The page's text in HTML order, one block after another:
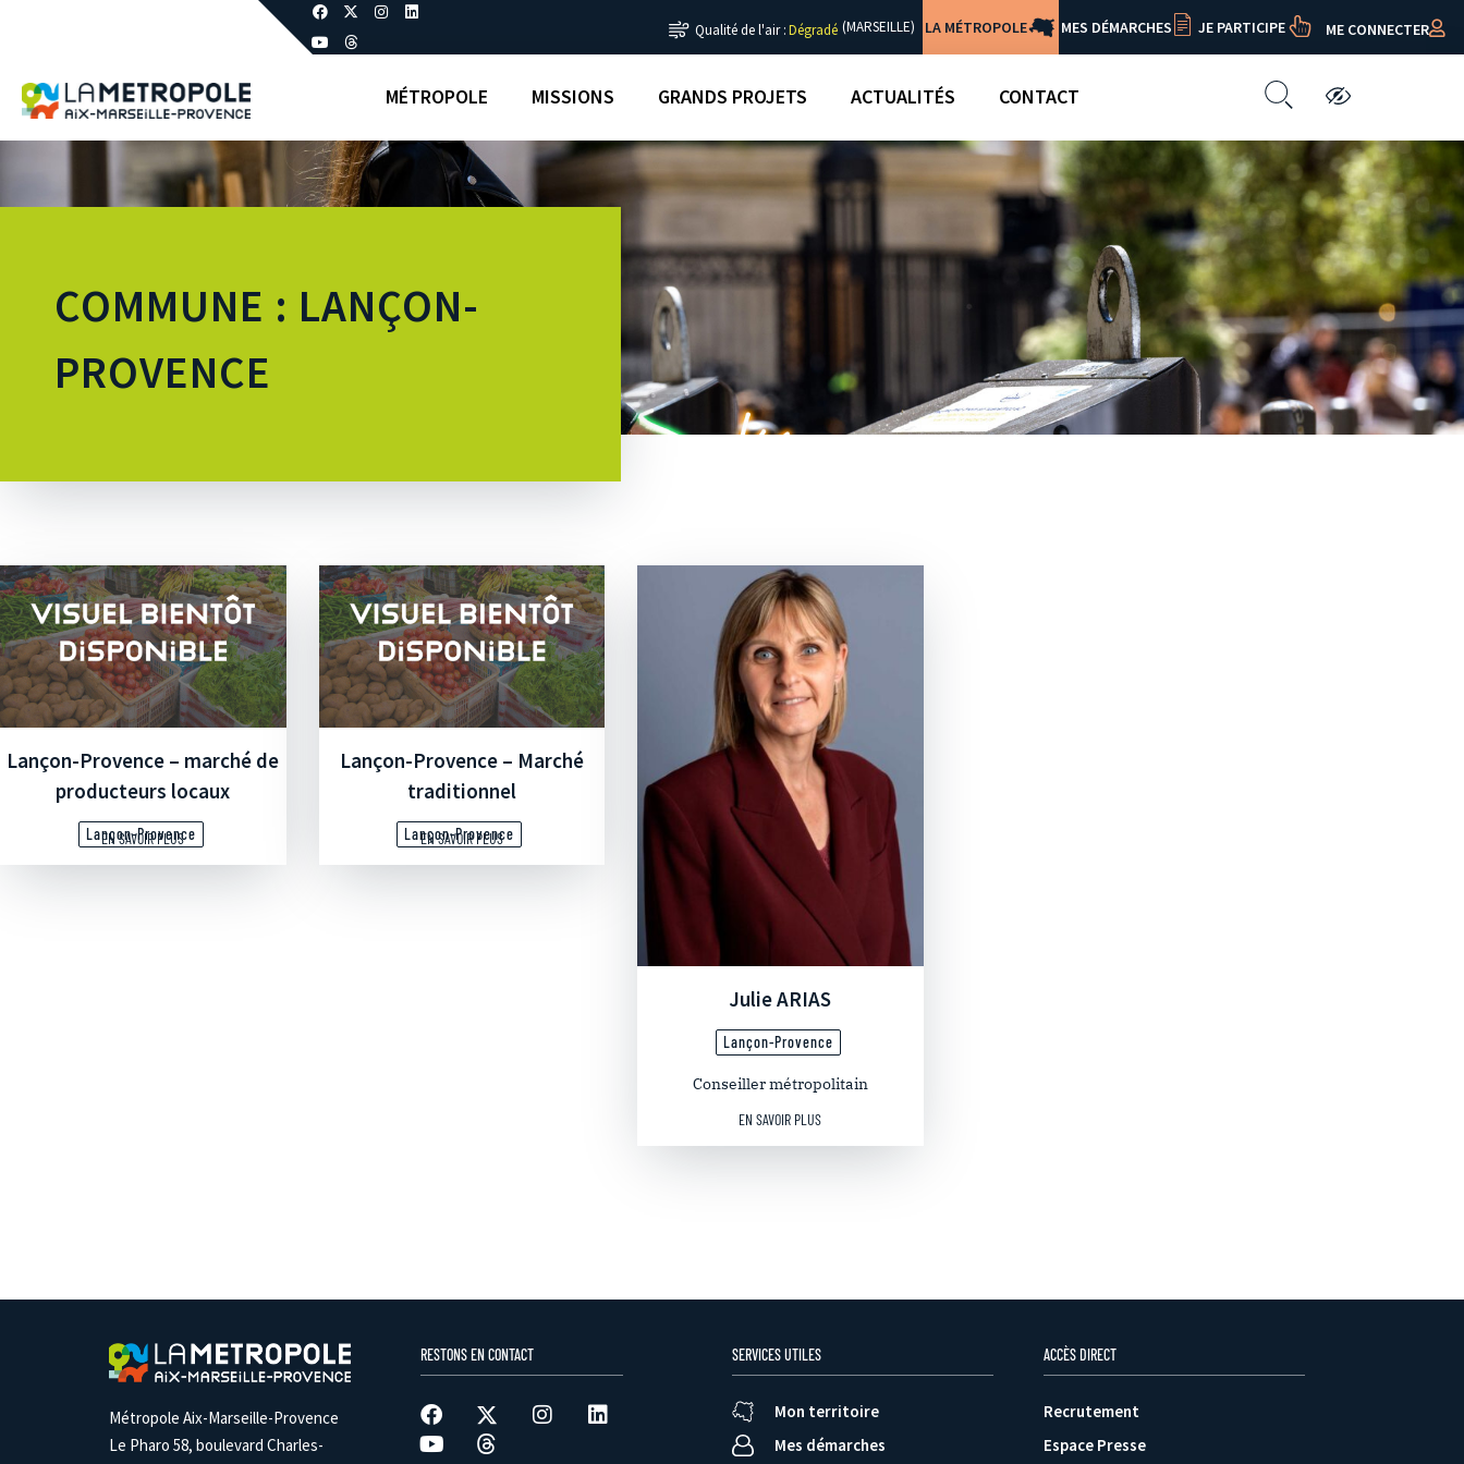
Qualité de l'air :Dégradé (MARSEILLE) LA MÉTROPOLE MES DÉMARCHES JE PARTICIPE ME CONNECTER
MÉTROPOLE MISSIONS GRANDS PROJETS ACTUALITÉS CONTACT
COMMUNE : LANÇON-
PROVENCE
Lançon-Provence – marché de
producteurs locaux
Lançon-Provence
EN SAVOIR PLUS
Lançon-Provence – Marché
traditionnel
Lançon-Provence
EN SAVOIR PLUS
Julie ARIAS
Lançon-Provence
Conseiller métropolitain
EN SAVOIR PLUS
Métropole Aix-Marseille-Provence
Le Pharo 58, boulevard Charles-
RESTONS EN CONTACT SERVICES UTILES
Mon territoire
Mes démarches
ACCÈS DIRECT
Recrutement
Espace Presse